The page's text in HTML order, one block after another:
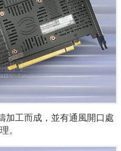
加工而成，並有通風開口處
理。